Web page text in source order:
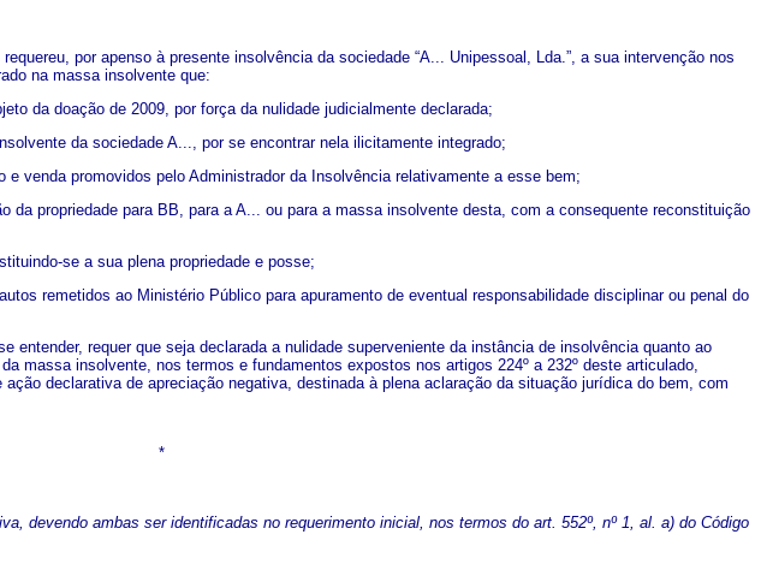
por apenso à presente insolvência da sociedade “A... Unipessoal, Lda.”, a sua intervenção nos
na massa insolvente que:
da doação de 2009, por força da nulidade judicialmente declarada;
da sociedade A..., por se encontrar nela ilicitamente integrado;
venda promovidos pelo Administrador da Insolvência relativamente a esse bem;
da propriedade para BB, para a A... ou para a massa insolvente desta, com a consequente reconstituição
se a sua plena propriedade e posse;
remetidos ao Ministério Público para apuramento de eventual responsabilidade disciplinar ou penal do
entender, requer que seja declarada a nulidade superveniente da instância de insolvência quanto ao
massa insolvente, nos termos e fundamentos expostos nos artigos 224º a 232º deste articulado,
declarativa de apreciação negativa, destinada à plena aclaração da situação jurídica do bem, com
*
devendo ambas ser identificadas no requerimento inicial, nos termos do art. 552º, nº 1, al. a) do Código